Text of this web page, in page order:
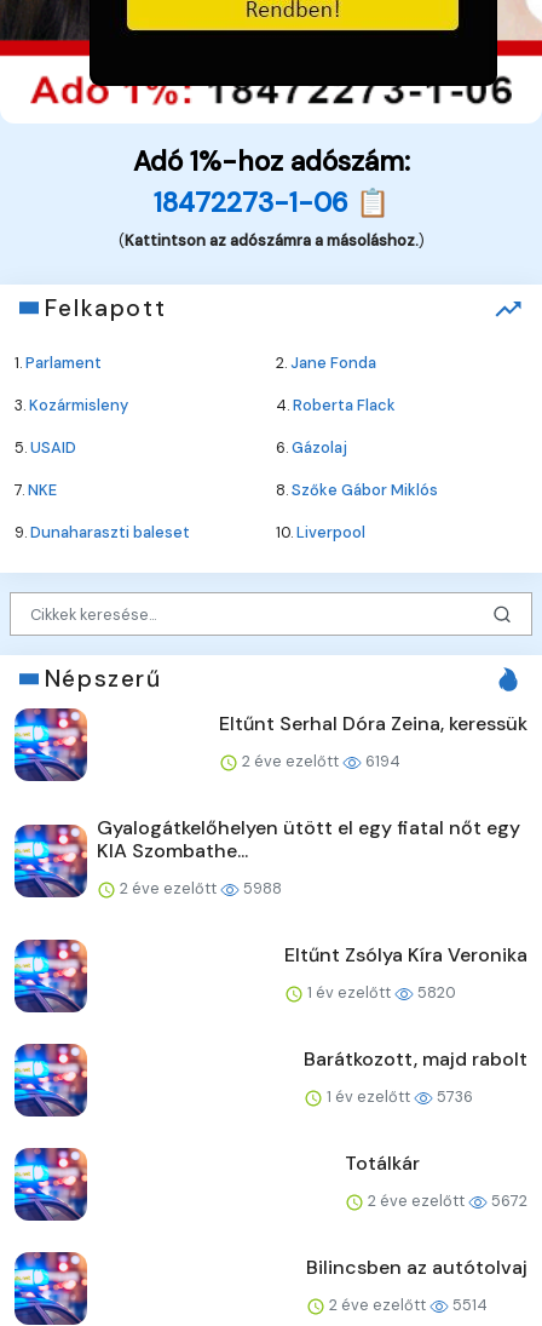
Adó 1%-hoz adószám:
18472273-1-06 📋
(Kattintson az adószámra a másoláshoz.)
Felkapott
1.Parlament 2.Jane Fonda
3.Kozármisleny 4.Roberta Flack
5.USAID 6.Gázolaj
7.NKE 8.Szőke Gábor Miklós
9.Dunaharaszti baleset 10.Liverpool
Népszerű
Eltűnt Serhal Dóra Zeina, keressük
2 éve ezelőtt 6194
Gyalogátkelőhelyen ütött el egy fiatal nőt egy
KIA Szombathe...
2 éve ezelőtt 5988
Eltűnt Zsólya Kíra Veronika
1 év ezelőtt 5820
Barátkozott, majd rabolt
1 év ezelőtt 5736
Totálkár
2 éve ezelőtt 5672
Bilincsben az autótolvaj
2 éve ezelőtt 5514